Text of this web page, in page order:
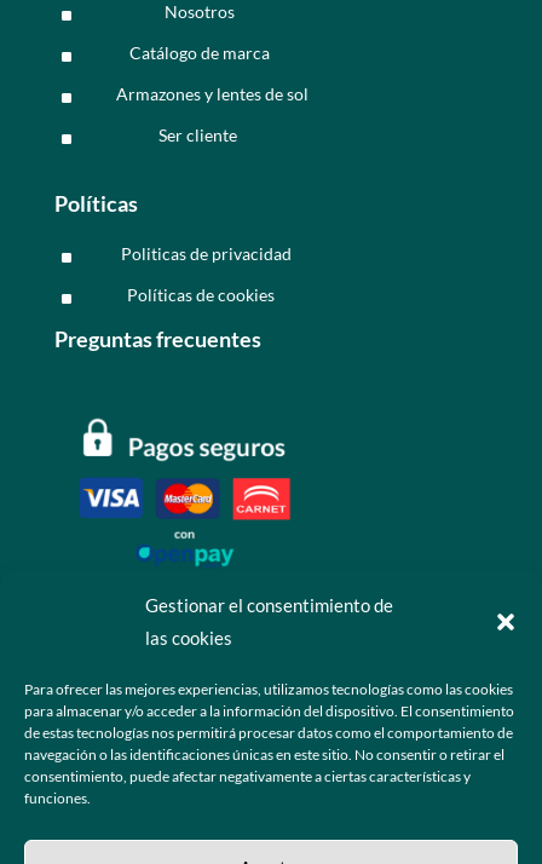
Gestionar el consentimiento de
las cookies
Para ofrecer las mejores experiencias, utilizamos tecnologías como las cookies
para almacenar y/o acceder a la información del dispositivo. El consentimiento
de estas tecnologías nos permitirá procesar datos como el comportamiento de
navegación o las identificaciones únicas en este sitio. No consentir o retirar el
consentimiento, puede afectar negativamente a ciertas características y
funciones.
^ Nosotros
^ Catálogo de marca
^ Armazones y lentes de sol
^ Ser cliente
Políticas
^ Politicas de privacidad
^ Políticas de cookies
Preguntas frecuentes
 +52 55 6173 7725 (Ventas)
 hola@grupo-omk.com
© 2025 Grupo OMK – Todos los derechos reservados